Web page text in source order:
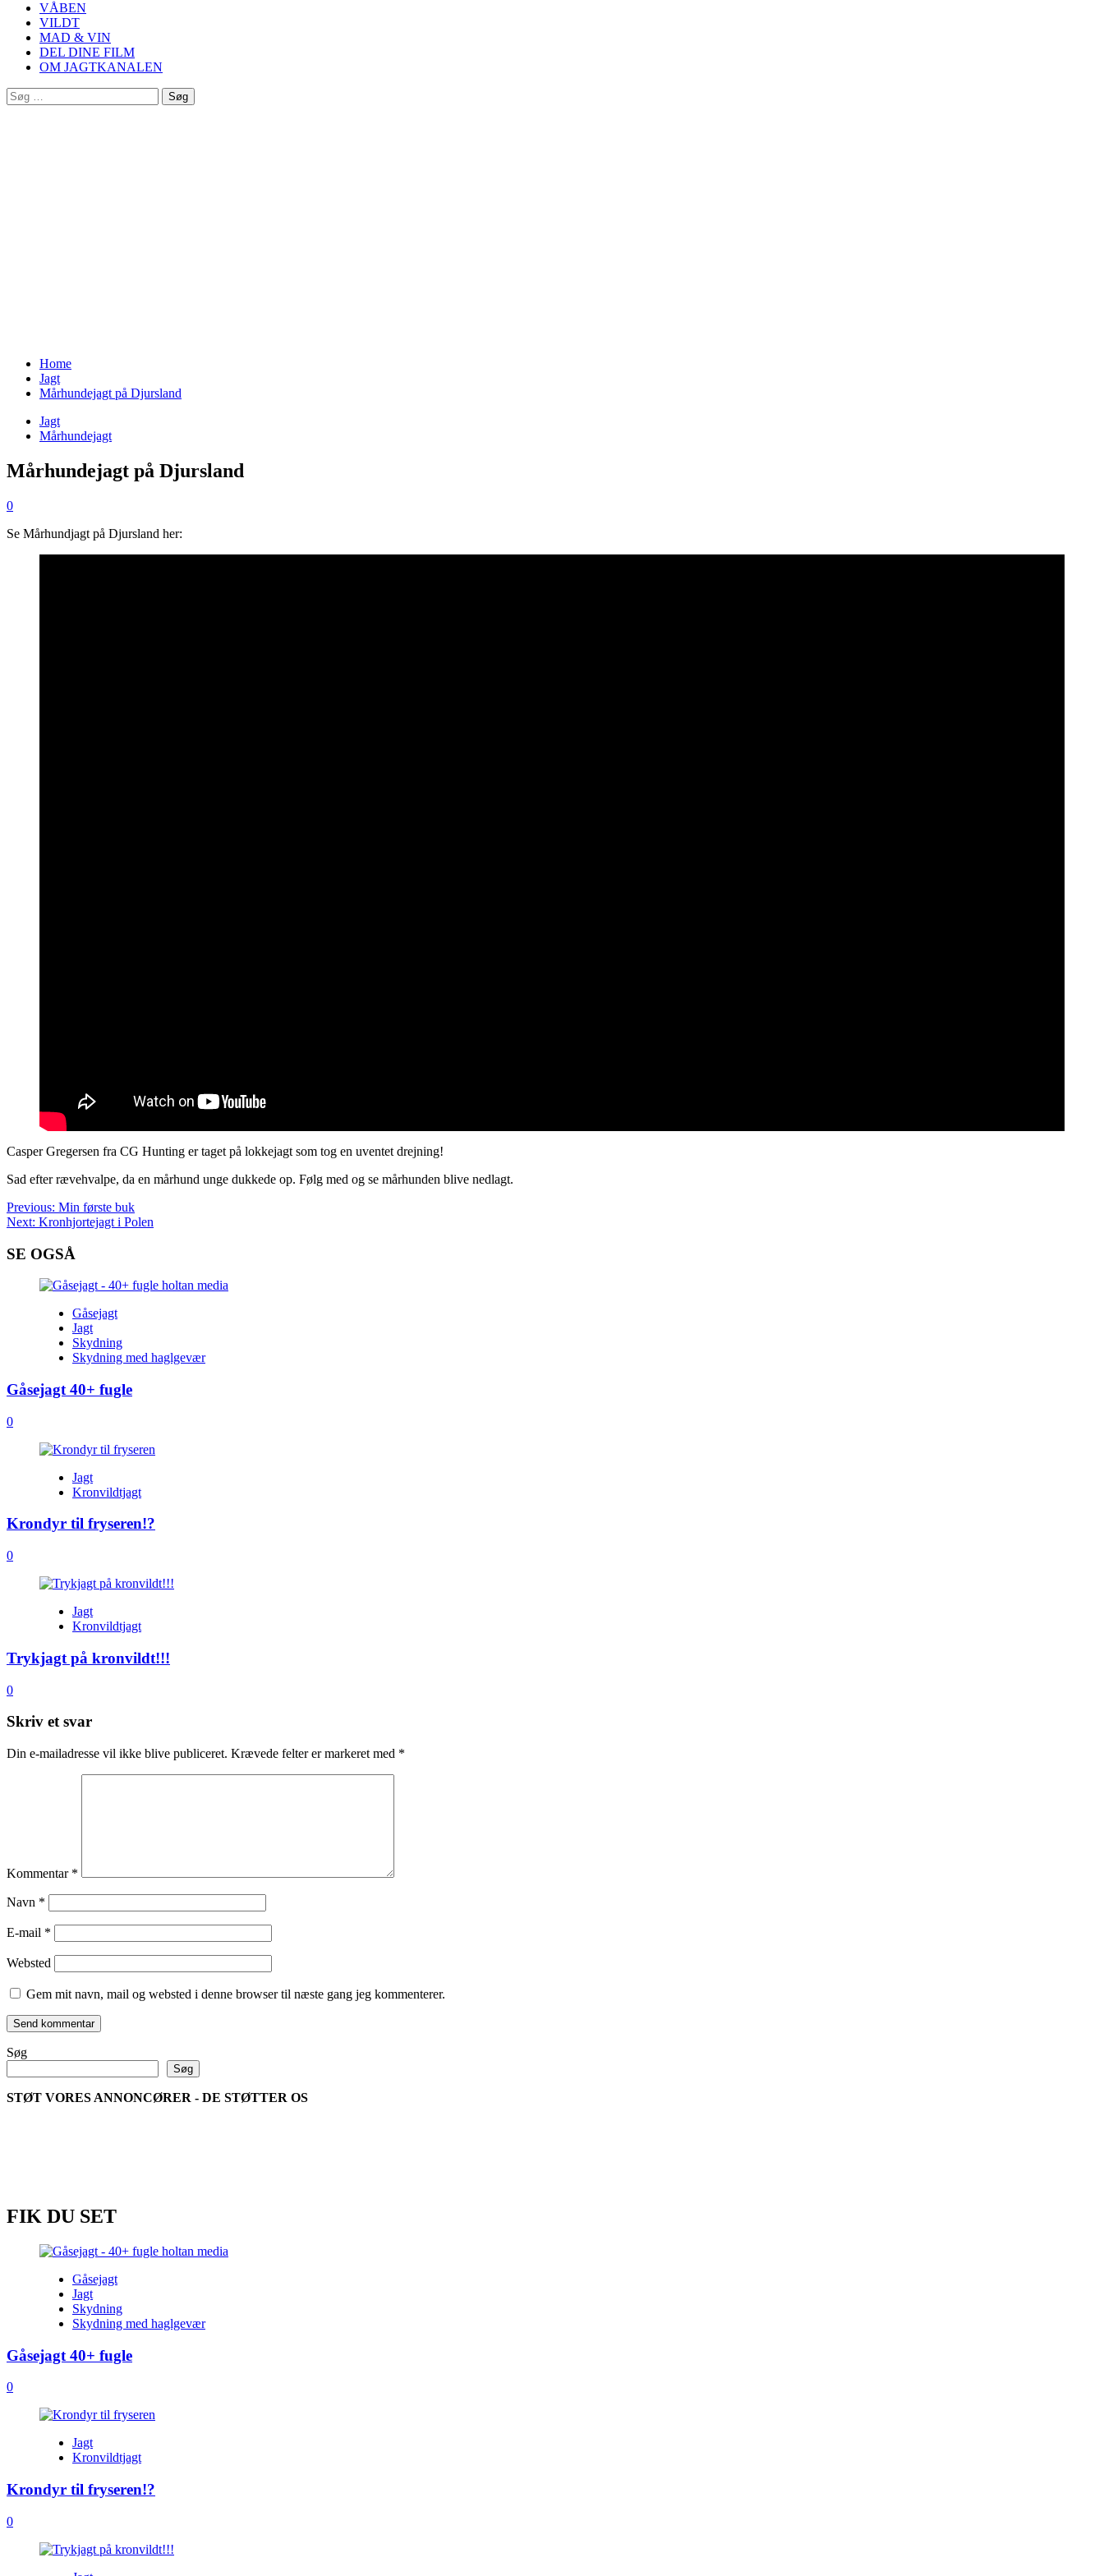
VÅBEN
VILDT
MAD & VIN
DEL DINE FILM
OM JAGTKANALEN
Søg
efter:
Home
Jagt
Mårhundejagt på Djursland
Jagt
Mårhundejagt
Mårhundejagt på Djursland
0
Se Mårhundjagt på Djursland her:
Casper Gregersen fra CG Hunting er taget på lokkejagt som tog en uventet drejning!
Sad efter rævehvalpe, da en mårhund unge dukkede op. Følg med og se mårhunden blive nedlagt.
Post
navigation
Previous: Min første buk
Next: Kronhjortejagt i Polen
SE OGSÅ
Gåsejagt
Jagt
Skydning
Skydning med haglgevær
Gåsejagt 40+ fugle
0
Jagt
Kronvildtjagt
Krondyr til fryseren!?
0
Jagt
Kronvildtjagt
Trykjagt på kronvildt!!!
0
Skriv et svar
Din e-mailadresse vil ikke blive publiceret. Krævede felter er markeret med *
Kommentar *
Navn *
E-mail *
Websted
Gem mit navn, mail og websted i denne browser til næste gang jeg kommenterer.
Søg
Søg
STØT VORES ANNONCØRER - DE STØTTER OS
FIK DU SET
Gåsejagt
Jagt
Skydning
Skydning med haglgevær
Gåsejagt 40+ fugle
0
Jagt
Kronvildtjagt
Krondyr til fryseren!?
0